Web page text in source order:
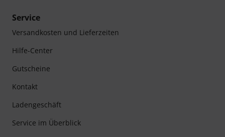
Service
Versandkosten und Lieferzeiten
Hilfe-Center
Gutscheine
Kontakt
Ladengeschäft
Service im Überblick